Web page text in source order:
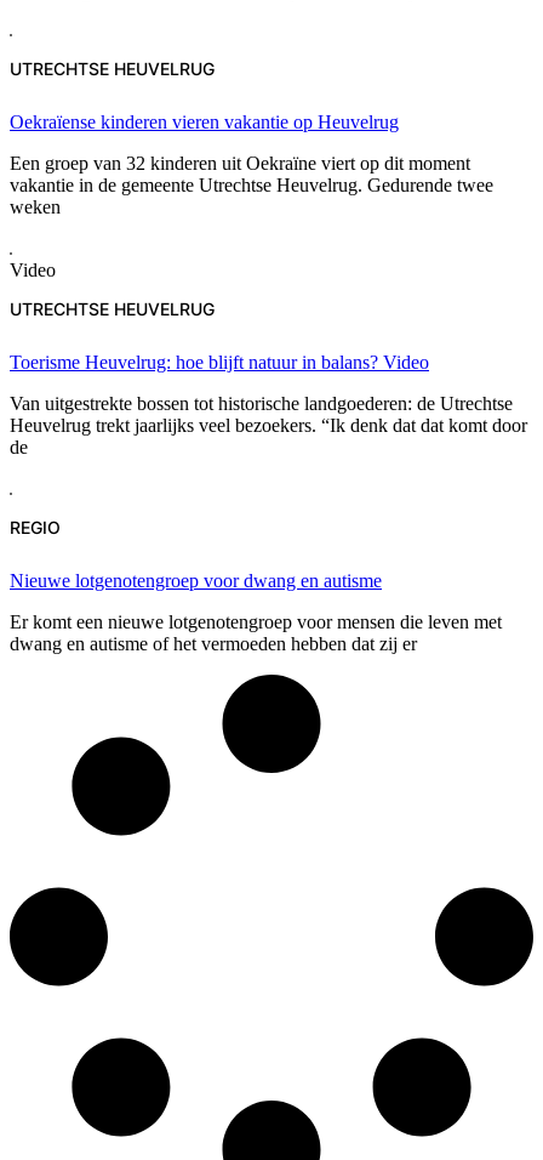
UTRECHTSE HEUVELRUG
Oekraïense kinderen vieren vakantie op Heuvelrug
Een groep van 32 kinderen uit Oekraïne viert op dit moment
vakantie in de gemeente Utrechtse Heuvelrug. Gedurende twee
weken
Video
UTRECHTSE HEUVELRUG
Toerisme Heuvelrug: hoe blijft natuur in balans? Video
Van uitgestrekte bossen tot historische landgoederen: de Utrechtse
Heuvelrug trekt jaarlijks veel bezoekers. “Ik denk dat dat komt door
de
REGIO
Nieuwe lotgenotengroep voor dwang en autisme
Er komt een nieuwe lotgenotengroep voor mensen die leven met
dwang en autisme of het vermoeden hebben dat zij er